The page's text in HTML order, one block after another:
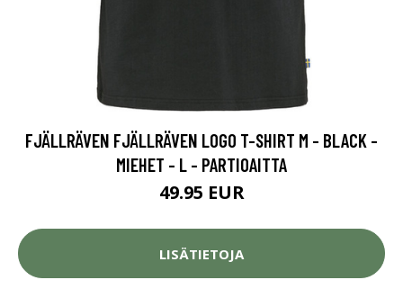
FJÄLLRÄVEN FJÄLLRÄVEN LOGO T-SHIRT M - BLACK -
MIEHET - L - PARTIOAITTA
49.95 EUR
LISÄTIETOJA